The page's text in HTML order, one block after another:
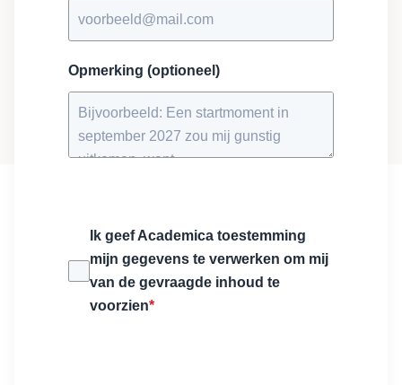
Opmerking (optioneel)
Ik geef Academica toestemming
mijn gegevens te verwerken om mij
van de gevraagde inhoud te
voorzien*